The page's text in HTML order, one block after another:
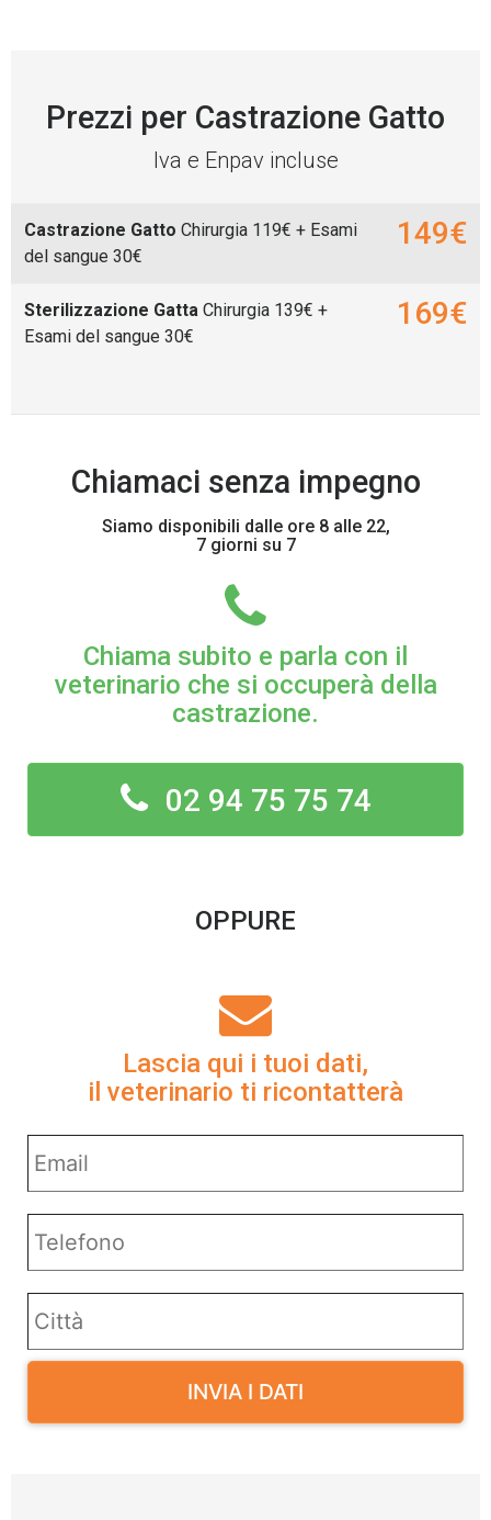
Prezzi per Castrazione Gatto
Iva e Enpav incluse
Castrazione Gatto Chirurgia 119€ + Esami
del sangue 30€
149€
Sterilizzazione Gatta Chirurgia 139€ +
Esami del sangue 30€
169€
Chiamaci senza impegno
Siamo disponibili dalle ore 8 alle 22,
7 giorni su 7
Chiama subito e parla con il
veterinario che si occuperà della
castrazione.
02 94 75 75 74
OPPURE
Lascia qui i tuoi dati,
il veterinario ti ricontatterà